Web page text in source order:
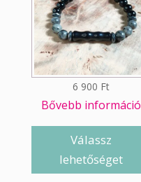
6 900 Ft
Bővebb információ
Válassz
lehetőséget